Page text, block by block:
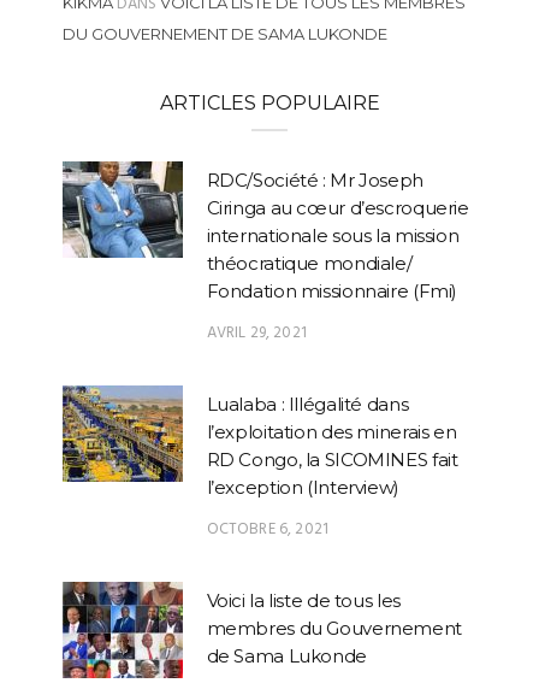
DU GOUVERNEMENT DE SAMA LUKONDE
ARTICLES POPULAIRE
RDC/Société : Mr Joseph
Ciringa au cœur d’escroquerie
internationale sous la mission
théocratique mondiale/
Fondation missionnaire (Fmi)
AVRIL 29, 2021
Lualaba : Illégalité dans
l’exploitation des minerais en
RD Congo, la SICOMINES fait
l’exception (Interview)
OCTOBRE 6, 2021
Voici la liste de tous les
membres du Gouvernement
de Sama Lukonde